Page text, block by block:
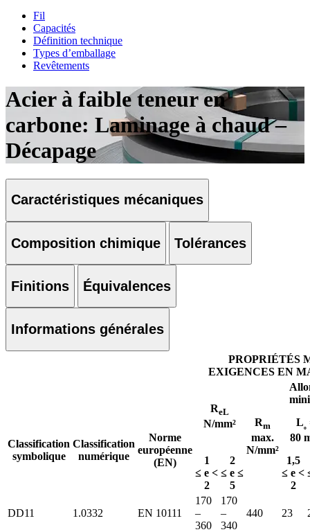
Fil
Capacités
Définition technique
Types d’emballage
Revêtements
Acier à faible teneur en
carbone: Laminage à chaud –
Décapage
Caractéristiques mécaniques
Composition chimique Tolérances
Finitions Équivalences
Informations générales
PROPRIÉTÉS
EXIGENCES EN
ReL
N/mm² Rm
max.
N/mm²
Classification
symbolique
Classification
numérique
Norme
européenne
(EN)
Lₒ
80
1
≤ e <
2
2
≤ e ≤
5
1,5
≤ e <
2
DD11 1.0332 EN 10111
170
–
360
170
–
340
440 23